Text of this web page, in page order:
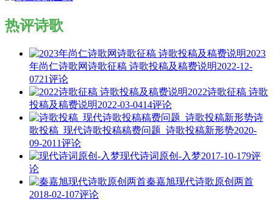
热评诗歌
2023
年尚仁诗歌网诗歌征稿 诗歌投稿及稿费说明2022-12-
0721评论
2022诗歌征稿 诗歌
投稿及稿费说明2022-03-0414评论
诗
歌投稿_现代诗歌投稿稿费问题_诗歌投稿新形势2020-
09-2011评论
现代诗词原创-入梦2017-10-179评
论
秦嘉旭现代诗歌原创两首
2018-02-107评论